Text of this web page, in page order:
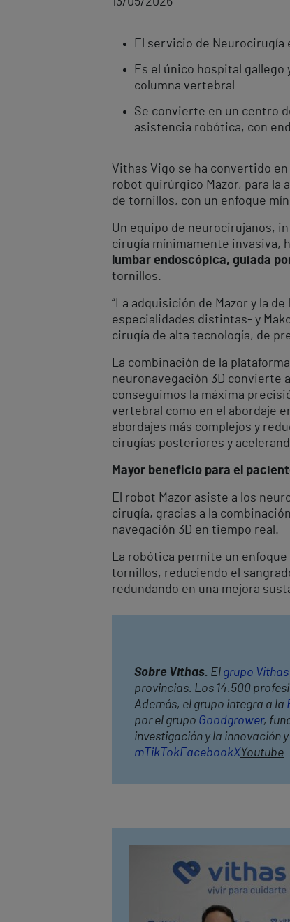
El servicio de Neurocirugía
Es el único hospital
columna vertebral
Se convierte en un centro
asistencia robótica, con
Vithas Vigo se ha convertido
robot quirúrgico Mazor, para la
de tornillos, con un enfoque
Un equipo de neurocirujanos,
cirugía mínimamente invasiva,
lumbar endoscópica, guiada
tornillos.
“La adquisición de Mazor y la
especialidades distintas- y
cirugía de alta tecnología, de
La combinación de la
neuronavegación 3D convierte
conseguimos la máxima
vertebral como en el abordaje
abordajes más complejos y
cirugías posteriores y
Mayor beneficio para el
El robot Mazor asiste a los
cirugía, gracias a la
navegación 3D en tiempo real.
La robótica permite un
tornillos, reduciendo el
redundando en una mejora
Sobre Vithas. El grupo Vithas
provincias. Los 14.500
Además, el grupo integra a la
por el grupo Goodgrower,
investigación y la innovación
m TikTokFacebookXYoutube